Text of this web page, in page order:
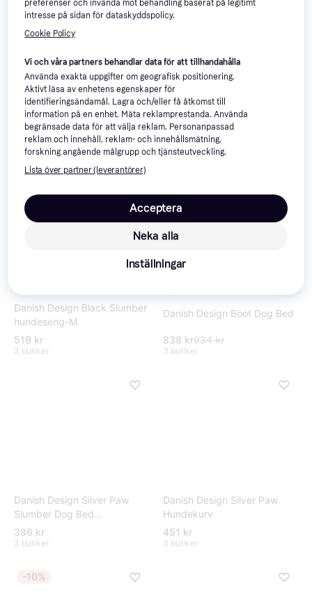
Danish Design Dog Bath
Robe Navy 40 cm D11340
278 kr
3 butiker
Danish Design Katt igloo Cat
Pebble
399 kr
3 butiker
Danish Design Black Slumber
hundeseng-M
519 kr
3 butiker
-10%
Danish Design Boot Dog Bed
838 kr934 kr
3 butiker
Danish Design Silver Paw
Slumber Dog Bed
45x33x17cm
386 kr
3 butiker
Danish Design Silver Paw
Hundekurv
451 kr
3 butiker
-10%
preferenser och invända mot behandling baserat på legitimt
intresse på sidan för dataskyddspolicy.
Cookie Policy
Vi och våra partners behandlar data för att tillhandahålla
Använda exakta uppgifter om geografisk positionering.
Aktivt läsa av enhetens egenskaper för
identifieringsändamål. Lagra och/eller få åtkomst till
information på en enhet. Mäta reklamprestanda. Använda
begränsade data för att välja reklam. Personanpassad
reklam och innehåll, reklam- och innehållsmätning,
forskning angående målgrupp och tjänsteutveckling.
Lista över partner (leverantörer)
Neka alla
Acceptera
Inställningar